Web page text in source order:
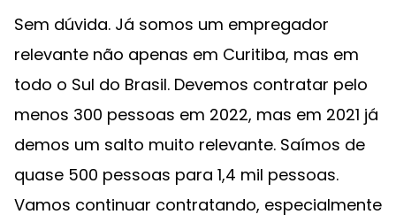
Sem dúvida. Já somos um empregador
relevante não apenas em Curitiba, mas em
todo o Sul do Brasil. Devemos contratar pelo
menos 300 pessoas em 2022, mas em 2021 já
demos um salto muito relevante. Saímos de
quase 500 pessoas para 1,4 mil pessoas.
Vamos continuar contratando, especialmente